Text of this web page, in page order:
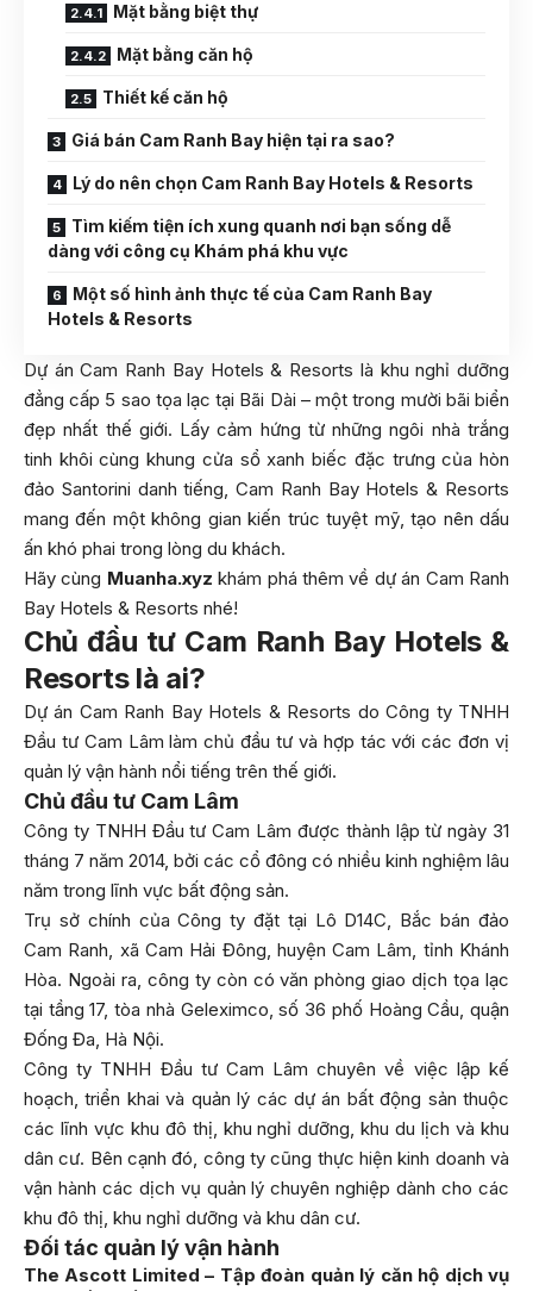
Mặt bằng biệt thự
Mặt bằng căn hộ
Thiết kế căn hộ
Giá bán Cam Ranh Bay hiện tại ra sao?
Lý do nên chọn Cam Ranh Bay Hotels & Resorts
Tìm kiếm tiện ích xung quanh nơi bạn sống dễ
dàng với công cụ Khám phá khu vực
Một số hình ảnh thực tế của Cam Ranh Bay
Hotels & Resorts
Dự án Cam Ranh Bay Hotels & Resorts là khu nghỉ dưỡng
đẳng cấp 5 sao tọa lạc tại Bãi Dài – một trong mười bãi biển
đẹp nhất thế giới. Lấy cảm hứng từ những ngôi nhà trắng
tinh khôi cùng khung cửa sổ xanh biếc đặc trưng của hòn
đảo Santorini danh tiếng, Cam Ranh Bay Hotels & Resorts
mang đến một không gian kiến trúc tuyệt mỹ, tạo nên dấu
ấn khó phai trong lòng du khách.
Hãy cùng Muanha.xyz khám phá thêm về dự án Cam Ranh
Bay Hotels & Resorts nhé!
Chủ đầu tư Cam Ranh Bay Hotels &
Resorts là ai?
Dự án Cam Ranh Bay Hotels & Resorts do Công ty TNHH
Đầu tư Cam Lâm làm chủ đầu tư và hợp tác với các đơn vị
quản lý vận hành nổi tiếng trên thế giới.
Chủ đầu tư Cam Lâm
Công ty TNHH Đầu tư Cam Lâm được thành lập từ ngày 31
tháng 7 năm 2014, bởi các cổ đông có nhiều kinh nghiệm lâu
năm trong lĩnh vực bất động sản.
Trụ sở chính của Công ty đặt tại Lô D14C, Bắc bán đảo
Cam Ranh, xã Cam Hải Đông, huyện Cam Lâm, tỉnh Khánh
Hòa. Ngoài ra, công ty còn có văn phòng giao dịch tọa lạc
tại tầng 17, tòa nhà Geleximco, số 36 phố Hoàng Cầu, quận
Đống Đa, Hà Nội.
Công ty TNHH Đầu tư Cam Lâm chuyên về việc lập kế
hoạch, triển khai và quản lý các dự án bất động sản thuộc
các lĩnh vực khu đô thị, khu nghỉ dưỡng, khu du lịch và khu
dân cư. Bên cạnh đó, công ty cũng thực hiện kinh doanh và
vận hành các dịch vụ quản lý chuyên nghiệp dành cho các
khu đô thị, khu nghỉ dưỡng và khu dân cư.
Đối tác quản lý vận hành
The Ascott Limited – Tập đoàn quản lý căn hộ dịch vụ